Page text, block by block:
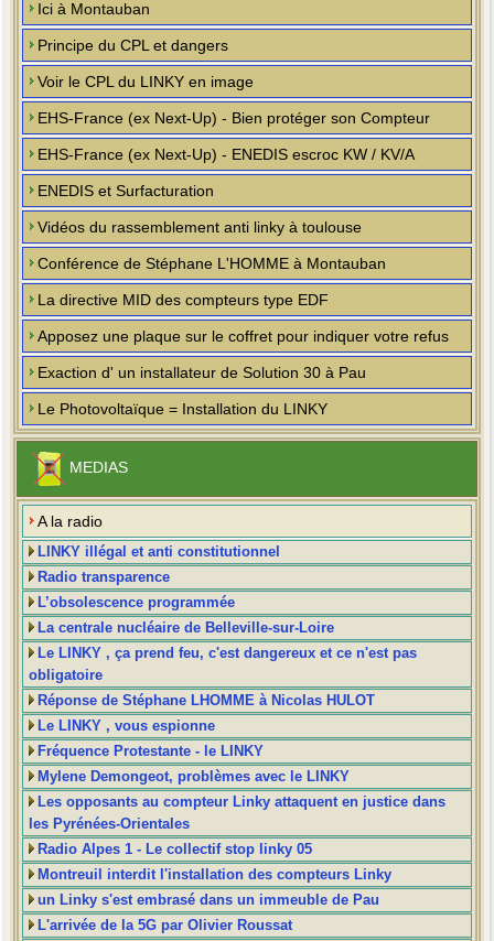
Ici à Montauban
Principe du CPL et dangers
Voir le CPL du LINKY en image
EHS-France (ex Next-Up) - Bien protéger son Compteur
EHS-France (ex Next-Up) - ENEDIS escroc KW / KV/A
ENEDIS et Surfacturation
Vidéos du rassemblement anti linky à toulouse
Conférence de Stéphane L'HOMME à Montauban
La directive MID des compteurs type EDF
Apposez une plaque sur le coffret pour indiquer votre refus
Exaction d' un installateur de Solution 30 à Pau
Le Photovoltaïque = Installation du LINKY
MEDIAS
A la radio
LINKY illégal et anti constitutionnel
Radio transparence
L’obsolescence programmée
La centrale nucléaire de Belleville-sur-Loire
Le LINKY , ça prend feu, c'est dangereux et ce n'est pas
obligatoire
Réponse de Stéphane LHOMME à Nicolas HULOT
Le LINKY , vous espionne
Fréquence Protestante - le LINKY
Mylene Demongeot, problèmes avec le LINKY
Les opposants au compteur Linky attaquent en justice dans
les Pyrénées-Orientales
Radio Alpes 1 - Le collectif stop linky 05
Montreuil interdit l'installation des compteurs Linky
un Linky s'est embrasé dans un immeuble de Pau
L'arrivée de la 5G par Olivier Roussat